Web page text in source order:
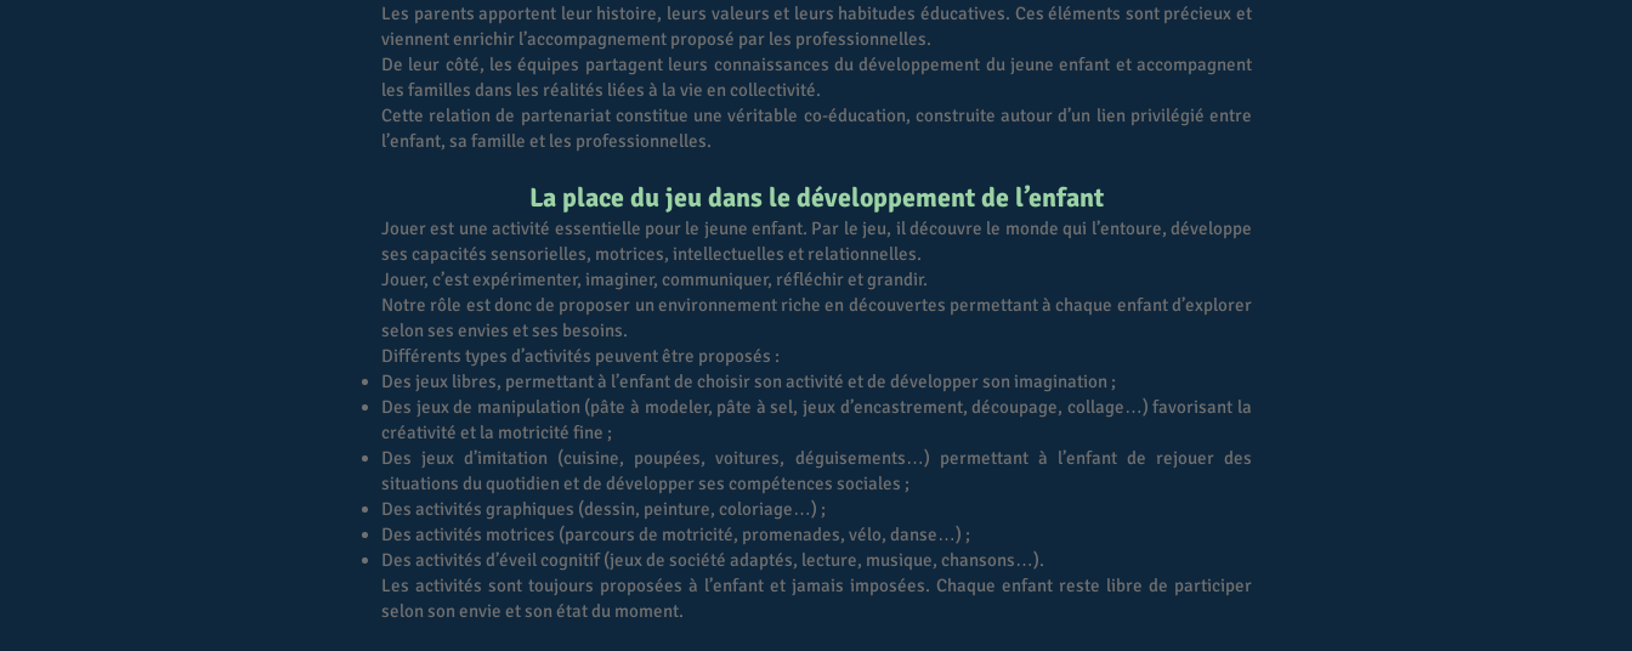
Les parents apportent leur histoire, leurs valeurs et leurs habitudes éducatives. Ces éléments sont précieux et
viennent enrichir l’accompagnement proposé par les professionnelles.
De leur côté, les équipes partagent leurs connaissances du développement du jeune enfant et accompagnent
les familles dans les réalités liées à la vie en collectivité.
Cette relation de partenariat constitue une véritable co-éducation, construite autour d’un lien privilégié entre
l’enfant, sa famille et les professionnelles.
La place du jeu dans le développement de l’enfant
Jouer est une activité essentielle pour le jeune enfant. Par le jeu, il découvre le monde qui l’entoure, développe
ses capacités sensorielles, motrices, intellectuelles et relationnelles.
Jouer, c’est expérimenter, imaginer, communiquer, réfléchir et grandir.
Notre rôle est donc de proposer un environnement riche en découvertes permettant à chaque enfant d’explorer
selon ses envies et ses besoins.
Différents types d’activités peuvent être proposés :
Des jeux libres, permettant à l’enfant de choisir son activité et de développer son imagination ;
Des jeux de manipulation (pâte à modeler, pâte à sel, jeux d’encastrement, découpage, collage…) favorisant la
créativité et la motricité fine ;
Des jeux d’imitation (cuisine, poupées, voitures, déguisements…) permettant à l’enfant de rejouer des
situations du quotidien et de développer ses compétences sociales ;
Des activités graphiques (dessin, peinture, coloriage…) ;
Des activités motrices (parcours de motricité, promenades, vélo, danse…) ;
Des activités d’éveil cognitif (jeux de société adaptés, lecture, musique, chansons…).
Les activités sont toujours proposées à l’enfant et jamais imposées. Chaque enfant reste libre de participer
selon son envie et son état du moment.